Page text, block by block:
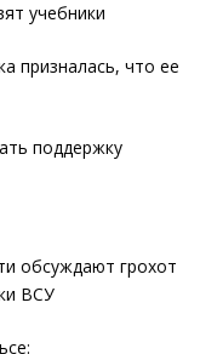
учебники
призналась, что ее
поддержку
обсуждают грохот
ВСУ